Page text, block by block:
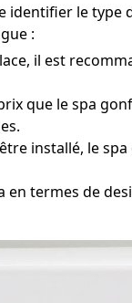
le
:
il est
que le spa
installé, le
en termes de